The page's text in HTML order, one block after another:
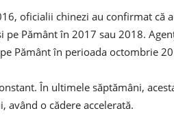
oficialii chinezi au confirmat că
pe Pământ în 2017 sau 2018.
Pământ în perioada octombrie
În ultimele săptămâni,
având o cădere accelerată.